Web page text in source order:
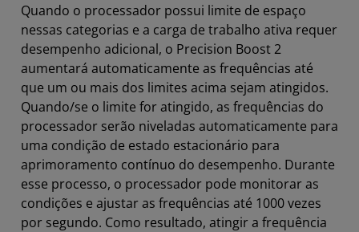
Quando o processador possui limite de espaço
nessas categorias e a carga de trabalho ativa requer
desempenho adicional, o Precision Boost 2
aumentará automaticamente as frequências até
que um ou mais dos limites acima sejam atingidos.
Quando/se o limite for atingido, as frequências do
processador serão niveladas automaticamente para
uma condição de estado estacionário para
aprimoramento contínuo do desempenho. Durante
esse processo, o processador pode monitorar as
condições e ajustar as frequências até 1000 vezes
por segundo. Como resultado, atingir a frequência